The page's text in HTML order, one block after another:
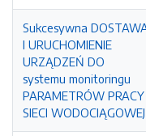
Sukcesywna
I URUCHOMIENIE
URZĄDZEŃ DO
systemu monitoringu
PARAMETRÓW PRACY
SIECI WODOCIĄGOWEJ